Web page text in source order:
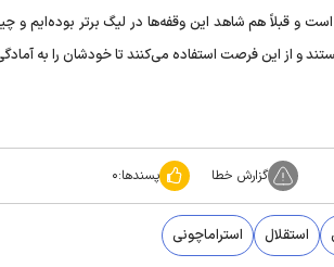
و قبلاً هم شاهد این وقفه‌ها در لیگ برتر بوده‌ایم و
و از این فرصت استفاده می‌کنند تا خودشان را به آمادگی
گزارش خطا پسندها:۰
استقلال استراماچونی